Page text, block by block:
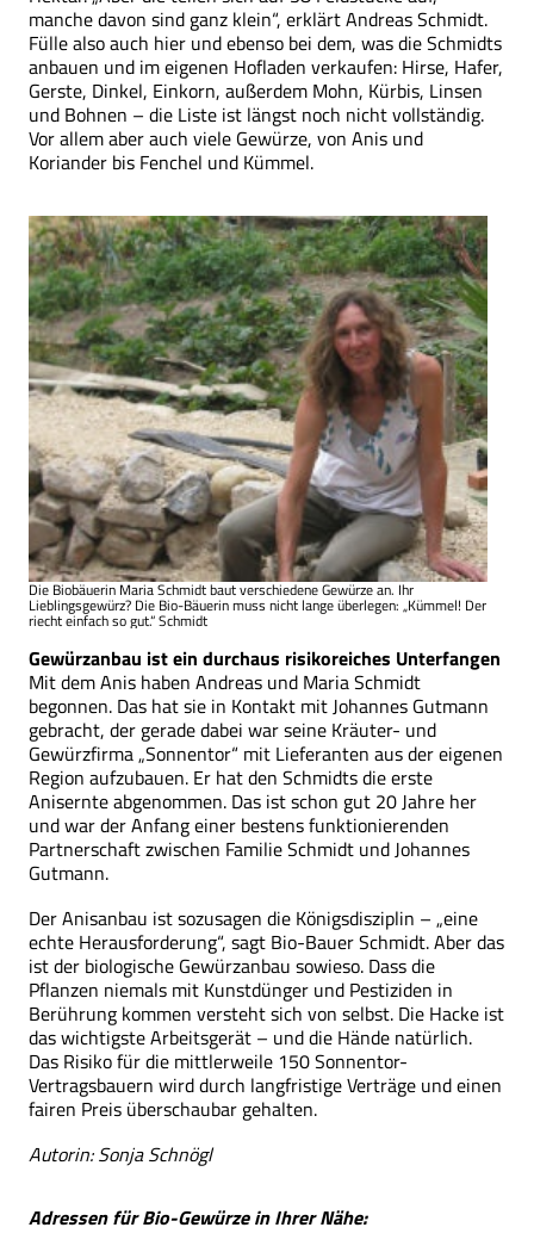
manche davon sind ganz klein“, erklärt Andreas Schmidt.
Fülle also auch hier und ebenso bei dem, was die Schmidts
anbauen und im eigenen Hofladen verkaufen: Hirse, Hafer,
Gerste, Dinkel, Einkorn, außerdem Mohn, Kürbis, Linsen
und Bohnen – die Liste ist längst noch nicht vollständig.
Vor allem aber auch viele Gewürze, von Anis und
Koriander bis Fenchel und Kümmel.
Die Biobäuerin Maria Schmidt baut verschiedene Gewürze an. Ihr
Lieblingsgewürz? Die Bio-Bäuerin muss nicht lange überlegen: „Kümmel! Der
riecht einfach so gut.“ Schmidt
Gewürzanbau ist ein durchaus risikoreiches Unterfangen
Mit dem Anis haben Andreas und Maria Schmidt
begonnen. Das hat sie in Kontakt mit Johannes Gutmann
gebracht, der gerade dabei war seine Kräuter- und
Gewürzfirma „Sonnentor“ mit Lieferanten aus der eigenen
Region aufzubauen. Er hat den Schmidts die erste
Anisernte abgenommen. Das ist schon gut 20 Jahre her
und war der Anfang einer bestens funktionierenden
Partnerschaft zwischen Familie Schmidt und Johannes
Gutmann.
Der Anisanbau ist sozusagen die Königsdisziplin – „eine
echte Herausforderung“, sagt Bio-Bauer Schmidt. Aber das
ist der biologische Gewürzanbau sowieso. Dass die
Pflanzen niemals mit Kunstdünger und Pestiziden in
Berührung kommen versteht sich von selbst. Die Hacke ist
das wichtigste Arbeitsgerät – und die Hände natürlich.
Das Risiko für die mittlerweile 150 Sonnentor-
Vertragsbauern wird durch langfristige Verträge und einen
fairen Preis überschaubar gehalten.
Autorin: Sonja Schnögl
Adressen für Bio-Gewürze in Ihrer Nähe: